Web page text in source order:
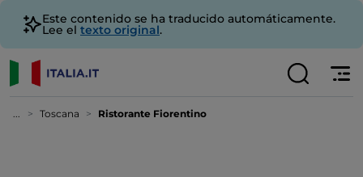
Este contenido se ha traducido automáticamente.
Lee el texto original.
... Toscana Ristorante Fiorentino